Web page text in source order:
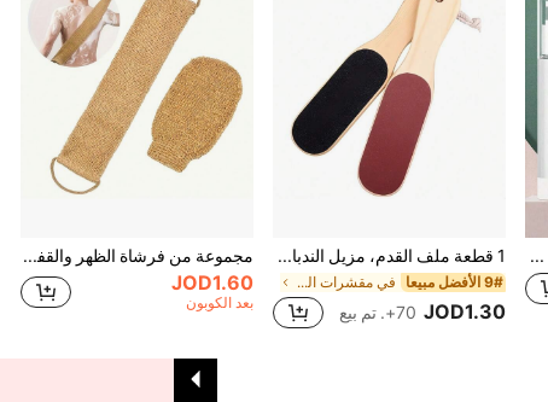
1 قطعة مجموعة زجاجات قابلة لإعادة التعبئة بمضخة شفافة محمولة بسيطة، 15مل/30مل/50مل/100مل زجاجات قابلة لإعادة التعبئة موزع لوشن بحجم السفر 1 قطعة ملف القدم، مزيل الندبات - يقشر ويملس القدمين
9# الأفضل مبيعا في مقشرات القدم أدوات العناية بالقدم واليد
JOD1.30 70+. تم بيع
مجموعة من فرشاة الظهر والقفازات المقشرة من الليف الطبيعي - تقشير لطيف، أشرطة طويلة للاستخدام السهل، مناسبة لحمام الاستحمام وسبا الحمام، مجموعة تقشير الجسم قابلة لإعادة الاستخدام.
JOD1.60
بعد الكوبون